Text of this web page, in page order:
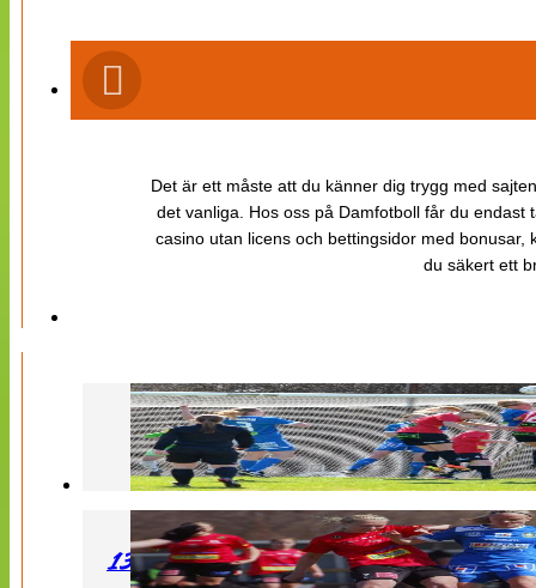
Det är ett måste att du känner dig trygg med
det vanliga. Hos oss på Damfotboll får du
casino utan licens och bettingsidor med
du säkert ett
130427 LB 07 – QBIK